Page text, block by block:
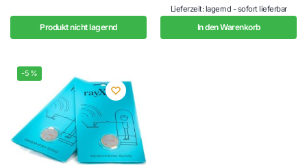
Produkt nicht lagernd
Lieferzeit: lagernd - sofort lieferbar
In den Warenkorb
-5%